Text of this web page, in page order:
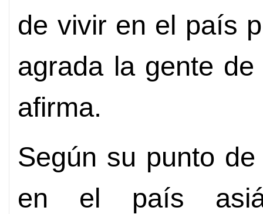
de vivir en el país
agrada la gente
afirma.
Según su punto
en el país